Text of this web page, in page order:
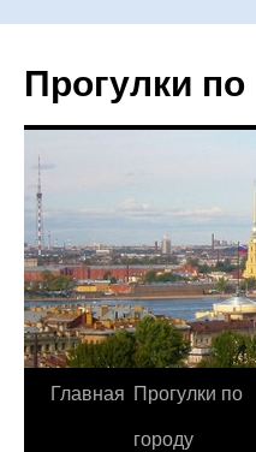
Прогулки
Перейти
Главная Прогулки по
городу